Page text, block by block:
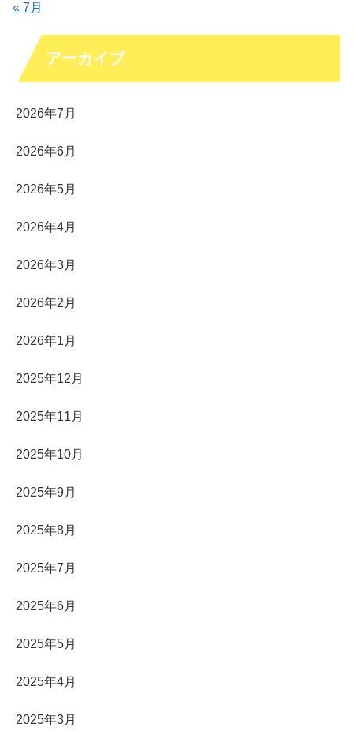
« 7月
アーカイブ
2026年7月
2026年6月
2026年5月
2026年4月
2026年3月
2026年2月
2026年1月
2025年12月
2025年11月
2025年10月
2025年9月
2025年8月
2025年7月
2025年6月
2025年5月
2025年4月
2025年3月